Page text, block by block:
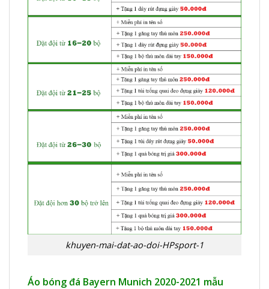
khuyen-mai-dat-ao-doi-HPsport-1
Áo bóng đá Bayern Munich 2020-2021 mẫu